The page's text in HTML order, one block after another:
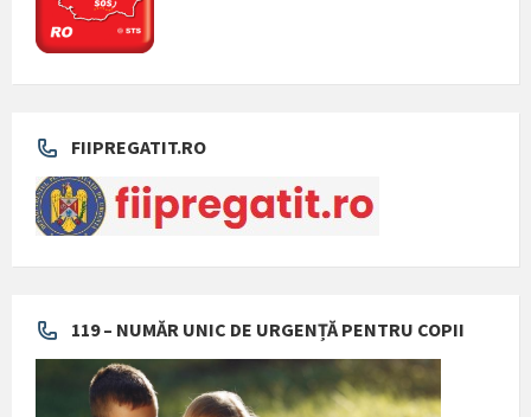
FIIPREGATIT.RO
119 – NUMĂR UNIC DE URGENȚĂ PENTRU COPII